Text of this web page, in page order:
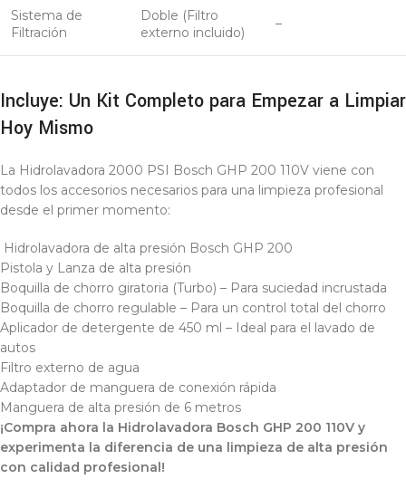
Sistema de
Filtración
Doble (Filtro
externo incluido)
–
Incluye: Un Kit Completo para Empezar a Limpiar
Hoy Mismo
La Hidrolavadora 2000 PSI Bosch GHP 200 110V viene con
todos los accesorios necesarios para una limpieza profesional
desde el primer momento:
Hidrolavadora de alta presión Bosch GHP 200
Pistola y Lanza de alta presión
Boquilla de chorro giratoria (Turbo) – Para suciedad incrustada
Boquilla de chorro regulable – Para un control total del chorro
Aplicador de detergente de 450 ml – Ideal para el lavado de
autos
Filtro externo de agua
Adaptador de manguera de conexión rápida
Manguera de alta presión de 6 metros
¡Compra ahora la Hidrolavadora Bosch GHP 200 110V y
experimenta la diferencia de una limpieza de alta presión
con calidad profesional!